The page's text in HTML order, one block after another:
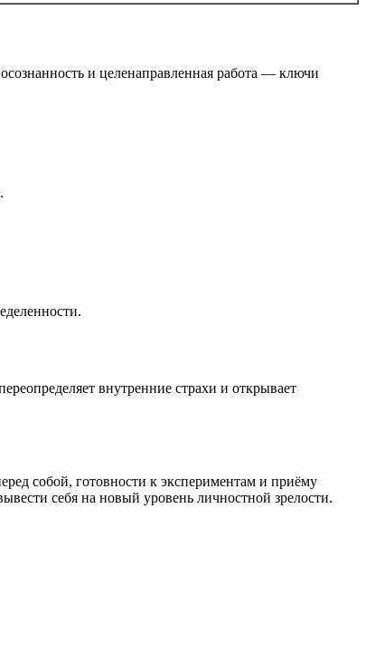
и целенаправленная работа — ключи
внутренние страхи и открывает
собой, готовности к экспериментам и приёму
себя на новый уровень личностной зрелости.